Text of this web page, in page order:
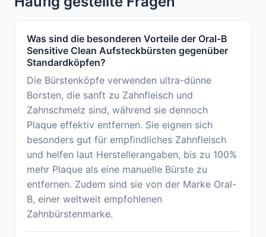
Was sind die besonderen Vorteile der Oral-B
Sensitive Clean Aufsteckbürsten gegenüber
Standardköpfen?
Die Bürstenköpfe verwenden ultra-dünne
Borsten, die sanft zu Zahnfleisch und
Zahnschmelz sind, während sie dennoch
Plaque effektiv entfernen. Sie eignen sich
besonders gut für empfindliches Zahnfleisch
und helfen laut Herstellerangaben, bis zu 100%
mehr Plaque als eine manuelle Bürste zu
entfernen. Zudem sind sie von der Marke Oral-
B, einer weltweit empfohlenen
Zahnbürstenmarke.